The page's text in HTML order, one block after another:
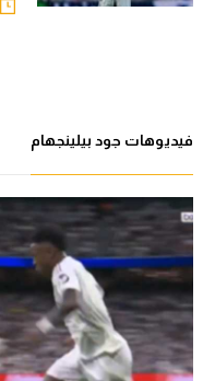
فيديوهات جود بيلينجهام